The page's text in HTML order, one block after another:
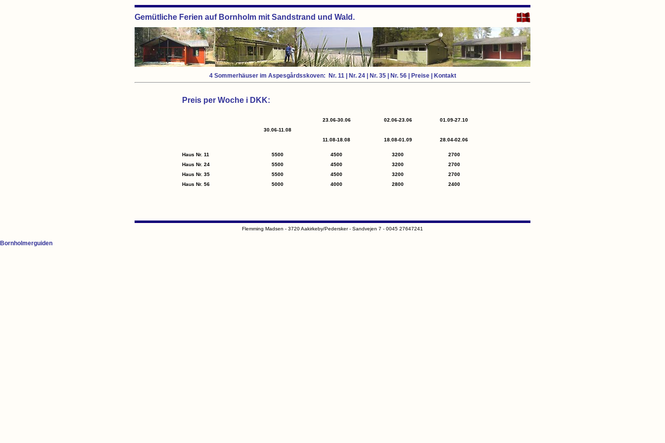
Gemütliche Ferien auf Bornholm mit Sandstrand und Wald.
4 Sommerhäuser im Aspesgårdsskoven: Nr. 11| Nr. 24| Nr. 35| Nr. 56 Preise Kontakt
Preis per Woche i DKK:
30.06-11.08
23.06-30.06
11.08-18.08
02.06-23.06
18.08-01.09
01.09-27.10
28.04-02.06
Haus Nr. 11 5500 4500 3200
2700
Haus Nr. 24
5500 4500 3200
2700
Haus Nr. 35
5500 4500 3200
2700
Haus Nr. 56
5000 4000 2800 2400
Flemming Madsen - 3720 Aakirkeby/Pedersker - Sandvejen 7 - 0045 27647241
Bornholmerguiden